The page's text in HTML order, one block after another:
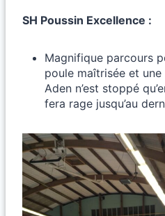
SH Poussin Excellence :
Magnifique parcours
poule maîtrisée et
Aden n’est stoppé
fera rage jusqu’au